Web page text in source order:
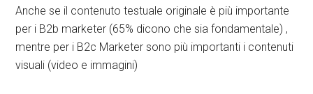
Anche se il contenuto testuale originale è più importante
per i B2b marketer (65% dicono che sia fondamentale) ,
mentre per i B2c Marketer sono più importanti i contenuti
visuali (video e immagini)